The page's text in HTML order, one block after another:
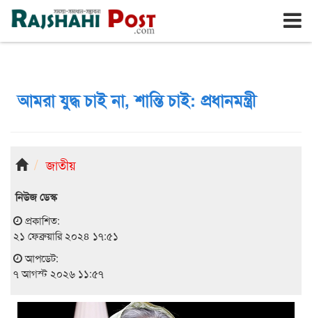
রাজশাহী শুক্রবার, ৭ই আগস্ট ২০২৬, ২৪শে শ্রাবণ ১৪৩৩
আমরা যুদ্ধ চাই না, শান্তি চাই: প্রধানমন্ত্রী
জাতীয়
নিউজ ডেস্ক
প্রকাশিত:
২১ ফেব্রুয়ারি ২০২৪ ১৭:৫১
আপডেট:
৭ আগস্ট ২০২৬ ১১:৫৭